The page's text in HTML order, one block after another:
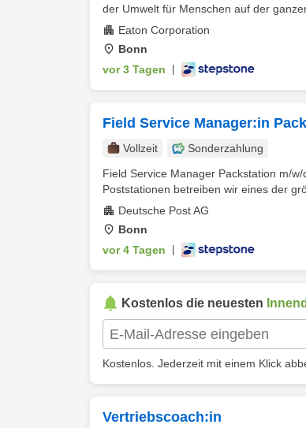
der Umwelt für Menschen auf der
Eaton Corporation
Bonn
vor 3 Tagen
Field Service Manager:in
Vollzeit
Sonderzahlung
Field Service Manager Packstation m/
Poststationen betreiben wir eines der
Deutsche Post AG
Bonn
vor 4 Tagen
Kostenlos die neuesten
Kostenlos. Jederzeit mit einem Klick
Vertriebscoach:in